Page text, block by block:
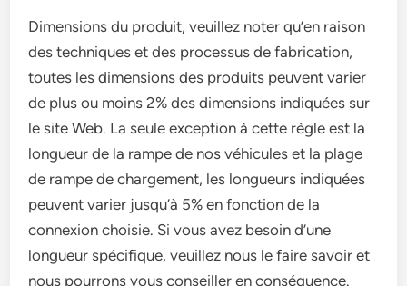
Dimensions du produit, veuillez noter qu’en raison
des techniques et des processus de fabrication,
toutes les dimensions des produits peuvent varier
de plus ou moins 2% des dimensions indiquées sur
le site Web. La seule exception à cette règle est la
longueur de la rampe de nos véhicules et la plage
de rampe de chargement, les longueurs indiquées
peuvent varier jusqu’à 5% en fonction de la
connexion choisie. Si vous avez besoin d’une
longueur spécifique, veuillez nous le faire savoir et
nous pourrons vous conseiller en conséquence.